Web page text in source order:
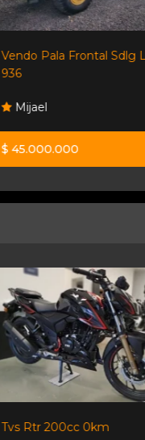
Vendo Pala Frontal Sdlg
936
Mijael
$ 45.000.000
Tvs Rtr 200cc 0km